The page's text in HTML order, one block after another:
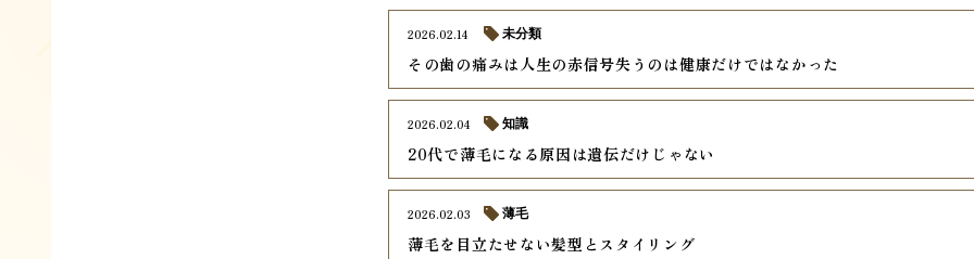
その歯の痛みは人生の赤信号失うのは健康だけではなかった
2026.02.14 未分類
20代で薄毛になる原因は遺伝だけじゃない
2026.02.04 知識
薄毛を目立たせない髪型とスタイリング
2026.02.03 薄毛